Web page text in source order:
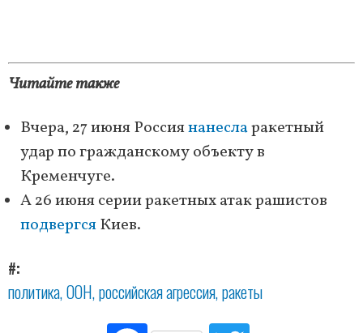
Читайте также
Вчера, 27 июня Россиянанесларакетный
удар по гражданскому объекту в
Кременчуге.
А 26 июня серии ракетных атак рашистов
подвергсяКиев.
#
политика ООН российская агрессия ракеты